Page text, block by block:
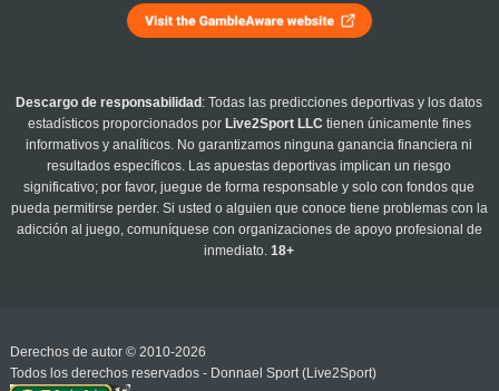
Descargo de responsabilidad : Todas las predicciones deportivas y los datos
estadísticos proporcionados por Live2Sport LLC tienen únicamente fines
informativos y analíticos. No garantizamos ninguna ganancia financiera ni
resultados específicos. Las apuestas deportivas implican un riesgo
significativo; por favor, juegue de forma responsable y solo con fondos que
pueda permitirse perder. Si usted o alguien que conoce tiene problemas con la
adicción al juego, comuníquese con organizaciones de apoyo profesional de
inmediato.18+
Derechos de autor © 2010-2026
Todos los derechos reservados - Donnael Sport (Live2Sport)